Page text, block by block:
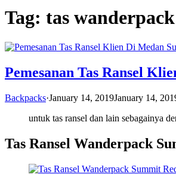
Tag: tas
Pemesanan Tas Ransel
Backpacks·January 14, 2019January 14,
untuk tas ransel dan lain sebagainya
Tas Ransel Wanderpack